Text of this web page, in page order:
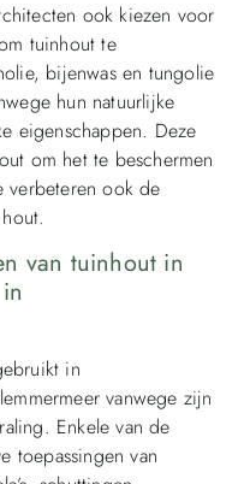
ook kiezen voor
tuinhout te
bijenwas en tungolie
hun natuurlijke
eigenschappen. Deze
om het te beschermen
verbeteren ook de
van tuinhout in
in
vanwege zijn
Enkele van de
toepassingen van